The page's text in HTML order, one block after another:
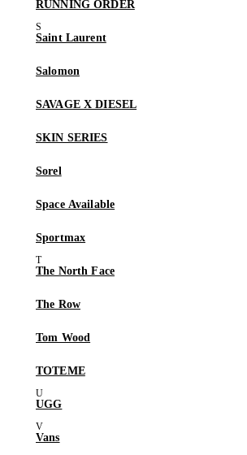
RUNNING ORDER
Saint Laurent
Salomon
SAVAGE X DIESEL
SKIN SERIES
Sorel
Space Available
Sportmax
The North Face
The Row
Tom Wood
TOTEME
UGG
Vans